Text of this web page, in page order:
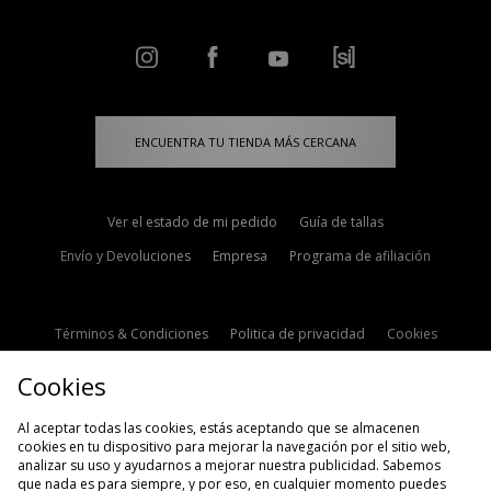
ENCUENTRA TU TIENDA MÁS CERCANA
Ver el estado de mi pedido
Guía de tallas
Envío y Devoluciones
Empresa Programa de afiliación
Términos & Condiciones Politica de privacidad
Cookies
Cookies
Al aceptar todas las cookies, estás aceptando que se almacenen
cookies en tu dispositivo para mejorar la navegación por el sitio web,
analizar su uso y ayudarnos a mejorar nuestra publicidad. Sabemos
que nada es para siempre, y por eso, en cualquier momento puedes